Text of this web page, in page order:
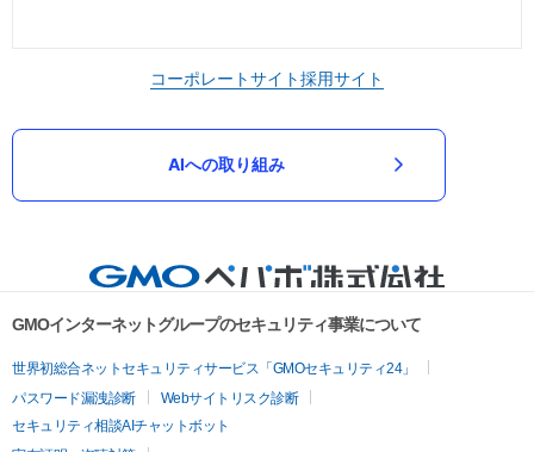
コーポレートサイト採用サイト
AIへの取り組み
GMOインターネットグループのセキュリティ事業について
世界初総合ネットセキュリティサービス「GMOセキュリティ24」
パスワード漏洩診断
Webサイトリスク診断
セキュリティ相談AIチャットボット